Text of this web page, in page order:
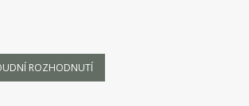
ROZHODNUTÍ